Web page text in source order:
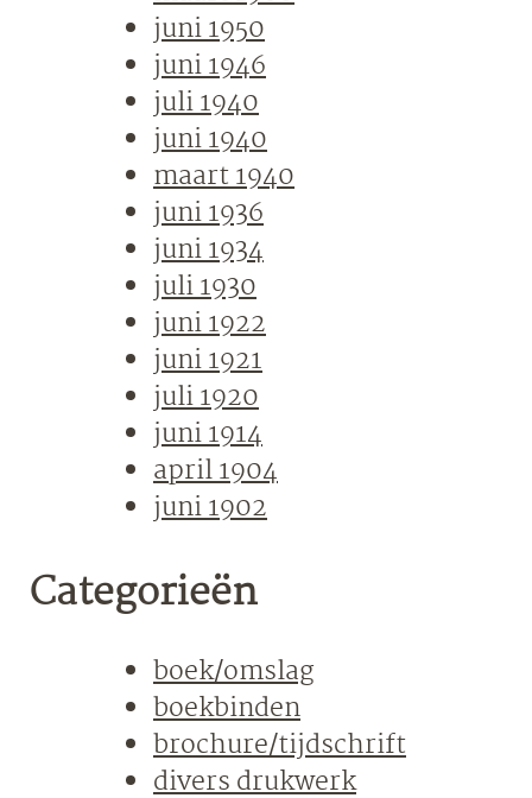
juni 1950
juni 1946
juli 1940
juni 1940
maart 1940
juni 1936
juni 1934
juli 1930
juni 1922
juni 1921
juli 1920
juni 1914
april 1904
juni 1902
Categorieën
boek/omslag
boekbinden
brochure/tijdschrift
divers drukwerk